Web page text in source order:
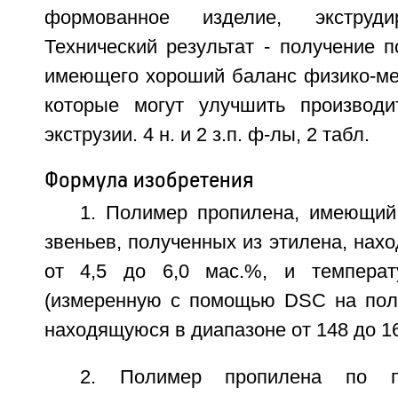
формованное изделие,
Технический результат - получение
имеющего хороший баланс физико-
которые могут улучшить
экструзии. 4 н. и 2 з.п. ф-лы, 2 табл.
Формула изобретения
1. Полимер пропилена,
звеньев, полученных из этилена,
от 4,5 до 6,0 мас.%, и
(измеренную с помощью DSC на
находящуюся в диапазоне от 148 до
2. Полимер пропилена по